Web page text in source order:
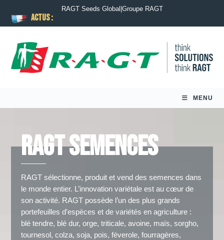
ACTUS :
RAGT Seeds Global Groupe RAGT
MENU
Ragt Semences
RAGT sélectionne, produit et vend des semences dans
le monde entier. L’innovation variétale est au cœur de
son activité. RAGT possède l’un des plus grands
portefeuilles d’espèces et de variétés en agriculture :
blé tendre, blé dur, orge, triticale, avoine, maïs, sorgho,
tournesol, colza, soja, pois, féverole, fourragères,